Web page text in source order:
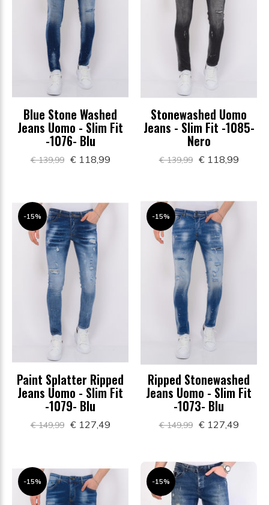
Blue Stone Washed
Jeans Uomo - Slim Fit
-1076- Blu
€ 139,99 € 118,99
Stonewashed Uomo
Jeans - Slim Fit -1085-
Nero
€ 139,99 € 118,99
-15%
Paint Splatter Ripped
Jeans Uomo - Slim Fit
-1079- Blu
€ 149,99 € 127,49
-15%
Ripped Stonewashed
Jeans Uomo - Slim Fit
-1073- Blu
€ 149,99 € 127,49
-15% -15%